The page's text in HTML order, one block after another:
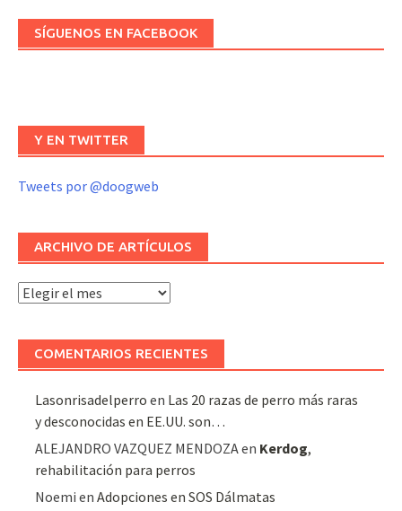
SÍGUENOS EN FACEBOOK
Y EN TWITTER
Tweets por @doogweb
ARCHIVO DE ARTÍCULOS
Archivo
COMENTARIOS RECIENTES
Lasonrisadelperro en Las 20 razas de perro más raras
y desconocidas en EE.UU. son…
ALEJANDRO VAZQUEZ MENDOZAen Kerdog,
rehabilitación para perros
Noemi enAdopciones en SOS Dálmatas